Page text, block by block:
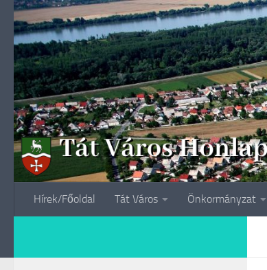
Skip to content
Hírek/Főoldal Tát Város Önkormányzat